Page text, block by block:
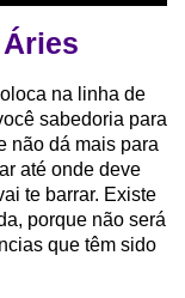
na linha de
sabedoria para
não dá mais para
até onde deve
te barrar. Existe
porque não será
que têm sido